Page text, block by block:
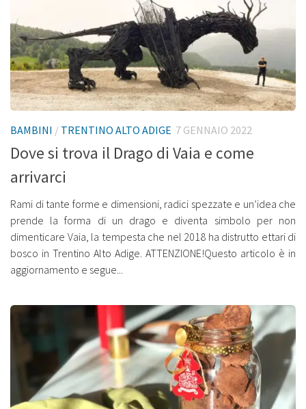
BAMBINI / TRENTINO ALTO ADIGE 7 GENNAIO 2022
Dove si trova il Drago di Vaia e come
arrivarci
Rami di tante forme e dimensioni, radici spezzate e un’idea che
prende la forma di un drago e diventa simbolo per non
dimenticare Vaia, la tempesta che nel 2018 ha distrutto ettari di
bosco in Trentino Alto Adige. ATTENZIONE!Questo articolo è in
aggiornamento e segue...